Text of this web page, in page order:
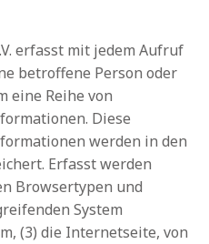
erfasst mit jedem Aufruf
betroffene Person oder
eine Reihe von
Diese
werden in den
Erfasst werden
Browsertypen und
System
(3) die Internetseite, von